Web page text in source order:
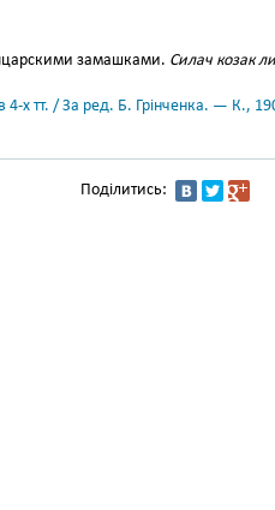
замашками. Силач козак
4-х тт. / За ред. Б. Грінченка. — К.,
Поділитись: